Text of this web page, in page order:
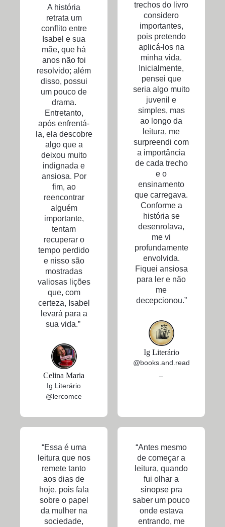
A história
retrata um
conflito entre
Isabel e sua
mãe, que há
anos não foi
resolvido; além
disso, possui
um pouco de
drama.
Entretanto,
após enfrentá-
la, ela descobre
algo que a
deixou muito
indignada e
ansiosa. Por
fim, ao
reencontrar
alguém
importante,
tentam
recuperar o
tempo perdido
e nisso são
mostradas
valiosas lições
que, com
certeza, Isabel
levará para a
sua vida.”
Celina Maria
Ig Literário
@lercomce
trechos do livro
considero
importantes,
pois pretendo
aplicá-los na
minha vida.
Inicialmente,
pensei que
seria algo muito
juvenil e
simples, mas
ao longo da
leitura, me
surpreendi com
a importância
de cada trecho
e o
ensinamento
que carregava.
Conforme a
história se
desenrolava,
me vi
profundamente
envolvida.
Fiquei ansiosa
para ler e não
me
decepcionou.”
Ig Literário
@books.and.read
“Essa é uma
leitura que nos
remete tanto
aos dias de
hoje, pois fala
sobre o papel
da mulher na
sociedade,
“Antes mesmo
de começar a
leitura, quando
fui olhar a
sinopse pra
saber um pouco
onde estava
entrando, me